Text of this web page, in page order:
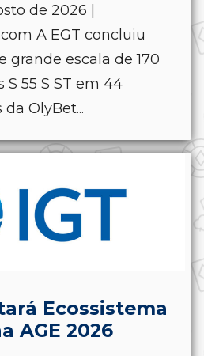
de 2026 |
A EGT concluiu
grande escala de 170
55 S ST em 44
OlyBet...
Ecossistema
AGE 2026